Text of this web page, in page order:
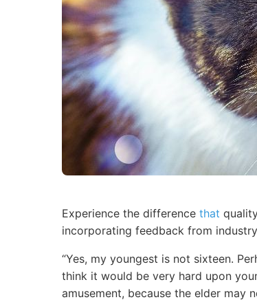
Experience the difference that
incorporating feedback from
“Yes, my youngest is not sixteen.
think it would be very hard upon
amusement, because the elder may